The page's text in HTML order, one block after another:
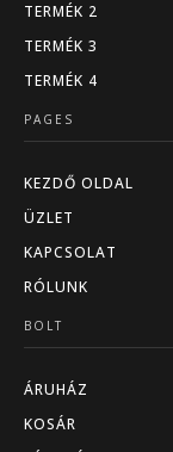
TERMÉK 2
TERMÉK 3
TERMÉK 4
PAGES
KEZDŐ OLDAL
ÜZLET
KAPCSOLAT
RÓLUNK
BOLT
ÁRUHÁZ
KOSÁR